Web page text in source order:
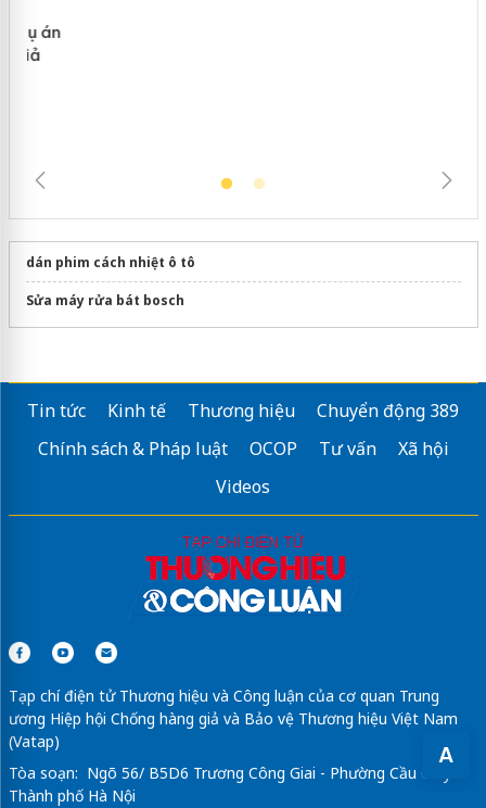
A
dán phim cách nhiệt ô tô
Sửa máy rửa bát bosch
Tin tức Kinh tế Thương hiệu
Chuyển động 389
Chính sách & Pháp luật
OCOP Tư vấn
Xã hội
Videos
Tạp chí điện tử Thương hiệu và Công luận của cơ quan Trung
ương Hiệp hội Chống hàng giả và Bảo vệ Thương hiệu Việt Nam
(Vatap)
Tòa soạn: Ngõ 56/ B5D6 Trương Công Giai - Phường Cầu Giấy -
Thành phố Hà Nội